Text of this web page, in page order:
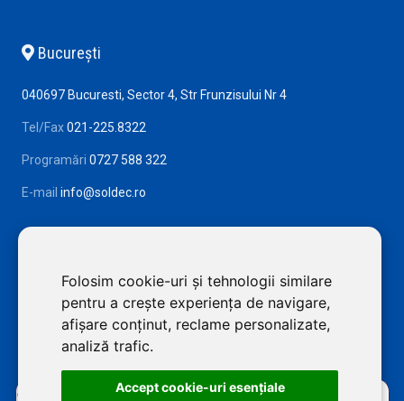
Folosim cookie-uri și tehnologii similare
pentru a crește experiența de navigare,
afișare conținut, reclame personalizate,
analiză trafic.
Accept cookie-uri esenţiale
Bucureşti
040697 Bucuresti, Sector 4, Str Frunzisului Nr 4
Tel/Fax021-225.8322
Programări 0727 588 322
E-mail info@soldec.ro